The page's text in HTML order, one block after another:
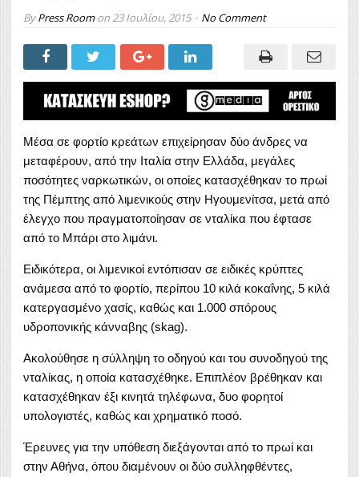
ByPress Roomon 23 Ιουλίου, 2015 No Comment
Μέσα σε φορτίο κρεάτων επιχείρησαν δύο άνδρες να
μεταφέρουν, από την Ιταλία στην Ελλάδα, μεγάλες
ποσότητες ναρκωτικών, οι οποίες κατασχέθηκαν το πρωί
της Πέμπτης από λιμενικούς στην Ηγουμενίτσα, μετά από
έλεγχο που πραγματοποίησαν σε νταλίκα που έφτασε
από το Μπάρι στο λιμάνι.
Ειδικότερα, οι λιμενικοί εντόπισαν σε ειδικές κρύπτες
ανάμεσα από το φορτίο, περίπου 10 κιλά κοκαΐνης, 5 κιλά
κατεργασμένο χασίς, καθώς και 1.000 σπόρους
υδροπονικής κάνναβης (skag).
Ακολούθησε η σύλληψη το οδηγού και του συνοδηγού της
νταλίκας, η οποία κατασχέθηκε. Επιπλέον βρέθηκαν και
κατασχέθηκαν έξι κινητά τηλέφωνα, δυο φορητοί
υπολογιστές, καθώς και χρηματικό ποσό.
Έρευνες για την υπόθεση διεξάγονται από το πρωί και
στην Αθήνα, όπου διαμένουν οι δύο συλληφθέντες,